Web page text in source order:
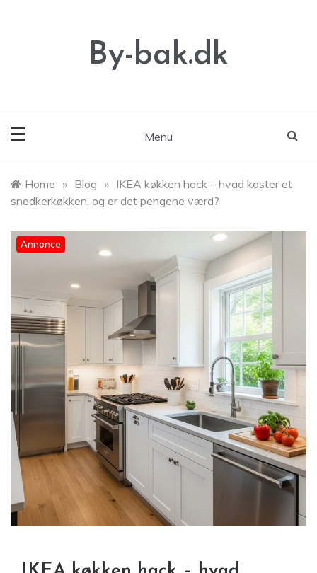
By-bak.dk
Menu
Home » Blog » IKEA køkken hack – hvad koster et
snedkerkøkken, og er det pengene værd?
Annonce